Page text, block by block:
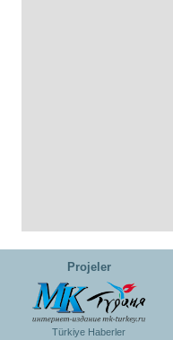
Projeler
Türkiye Haberler